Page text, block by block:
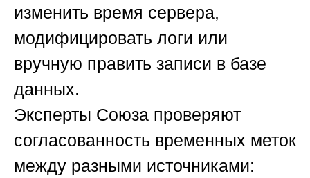
изменить время сервера,
модифицировать логи или
вручную править записи в базе
данных.
Эксперты Союза проверяют
согласованность временных меток
между разными источниками: